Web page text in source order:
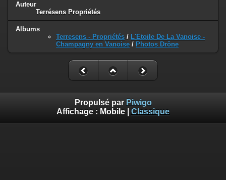
Auteur
Terrésens Propriétés
Albums
Terresens - Propriétés / L'Etoile De La Vanoise -
Champagny en Vanoise / Photos Drône
Propulsé par Piwigo
Affichage : Mobile Classique